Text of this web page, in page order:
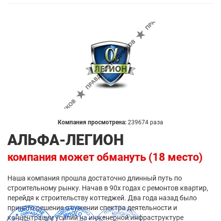
Компания просмотрена: 239674 раза
АЛЬФА-ЛЕГИОН
компания может обмануть (18 место)
Наша компания прошла достаточно длинный путь по
строительному рынку. Начав в 90х годах с ремонтов квартир,
перейдя к строительству коттеджей. Два года назад было
принято решение о сужении спектра деятельности и
концентрации усилий на инженерной инфраструктуре